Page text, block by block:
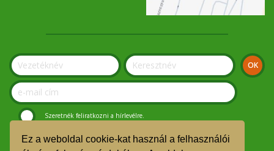
Ez a weboldal cookie-kat használ a felhasználói
Szeretnék feliratkozni a hírlevélre.
© Szolnoki Kosár Közösség 2019.